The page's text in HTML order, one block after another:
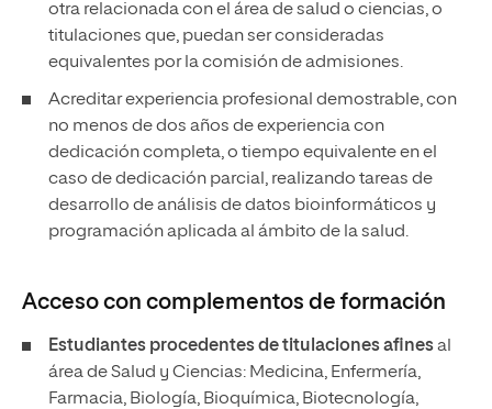
otra relacionada con el área de salud o ciencias, o
titulaciones que, puedan ser consideradas
equivalentes por la comisión de admisiones.
Acreditar experiencia profesional demostrable, con
no menos de dos años de experiencia con
dedicación completa, o tiempo equivalente en el
caso de dedicación parcial, realizando tareas de
desarrollo de análisis de datos bioinformáticos y
programación aplicada al ámbito de la salud.
Acceso con complementos de formación
Estudiantes procedentes de titulaciones afinesal
área de Salud y Ciencias: Medicina, Enfermería,
Farmacia, Biología, Bioquímica, Biotecnología,